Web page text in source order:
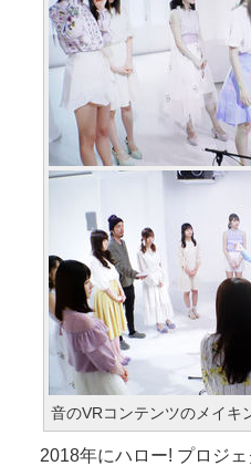
音のVRコンテンツのメイキ
2018年にハロー! プロジ